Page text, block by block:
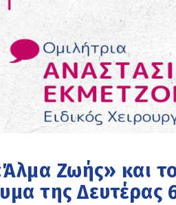
Ζωής» και
της Δευτέρας